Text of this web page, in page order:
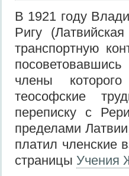
В 1921 году
Ригу
транспортную
члены
теософские
переписку с
пределами
платил членские
страницы Учения